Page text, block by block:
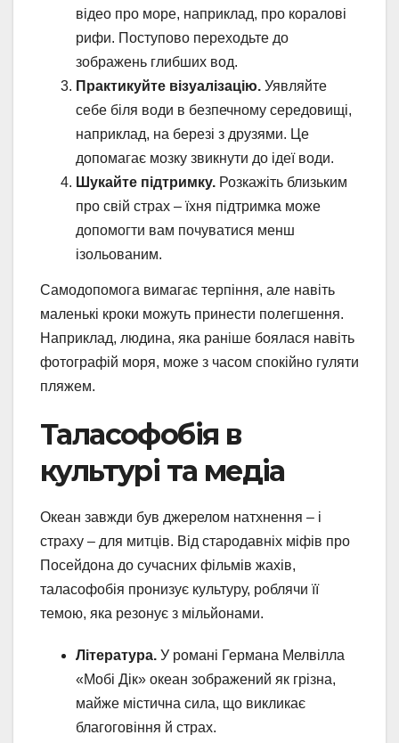
відео про море, наприклад, про коралові
рифи. Поступово переходьте до
зображень глибших вод.
Практикуйте візуалізацію. Уявляйте
себе біля води в безпечному середовищі,
наприклад, на березі з друзями. Це
допомагає мозку звикнути до ідеї води.
Шукайте підтримку. Розкажіть близьким
про свій страх – їхня підтримка може
допомогти вам почуватися менш
ізольованим.
Самодопомога вимагає терпіння, але навіть
маленькі кроки можуть принести полегшення.
Наприклад, людина, яка раніше боялася навіть
фотографій моря, може з часом спокійно гуляти
пляжем.
Таласофобія в
культурі та медіа
Океан завжди був джерелом натхнення – і
страху – для митців. Від стародавніх міфів про
Посейдона до сучасних фільмів жахів,
таласофобія пронизує культуру, роблячи її
темою, яка резонує з мільйонами.
Література. У романі Германа Мелвілла
«Мобі Дік» океан зображений як грізна,
майже містична сила, що викликає
благоговіння й страх.